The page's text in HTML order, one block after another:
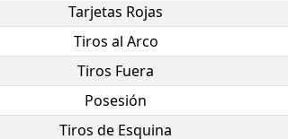
Tarjetas Rojas
Tiros al Arco
Tiros Fuera
Posesión
Tiros de Esquina